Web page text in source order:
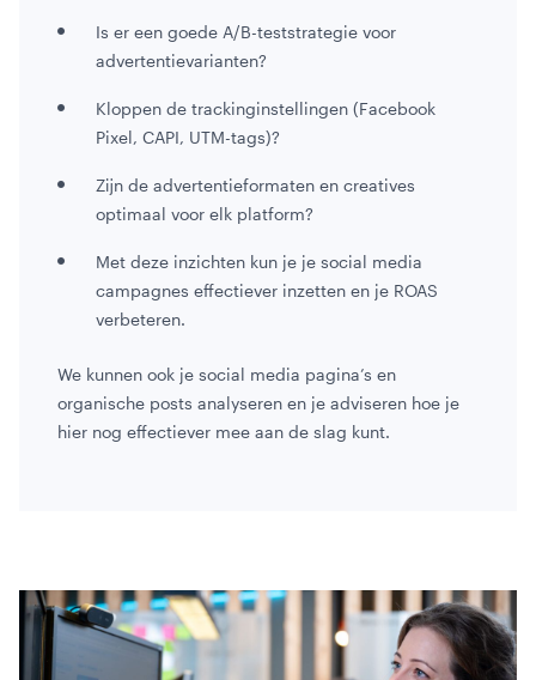
Is er een goede A/B-teststrategie voor
advertentievarianten?
Kloppen de trackinginstellingen (Facebook
Pixel, CAPI, UTM-tags)?
Zijn de advertentieformaten en creatives
optimaal voor elk platform?
Met deze inzichten kun je je social media
campagnes effectiever inzetten en je ROAS
verbeteren.
We kunnen ook je social media pagina’s en
organische posts analyseren en je adviseren hoe je
hier nog effectiever mee aan de slag kunt.